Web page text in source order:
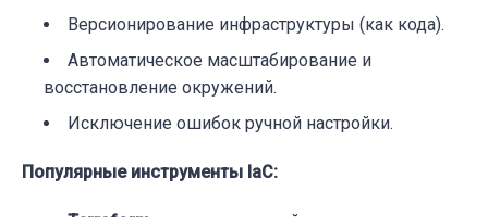
Версионирование инфраструктуры (как кода).
Автоматическое масштабирование и
восстановление окружений.
Исключение ошибок ручной настройки.
Популярные инструменты IaC: